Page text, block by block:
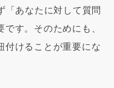
「あなたに対して質問
す。そのためにも、
付けることが重要にな